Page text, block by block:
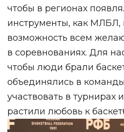
чтобы в регионах
инструменты, как МЛБЛ,
возможность всем
в соревнованиях. Для
чтобы люди брали
объединялись в
участвовать в турнирах
растили любовь к